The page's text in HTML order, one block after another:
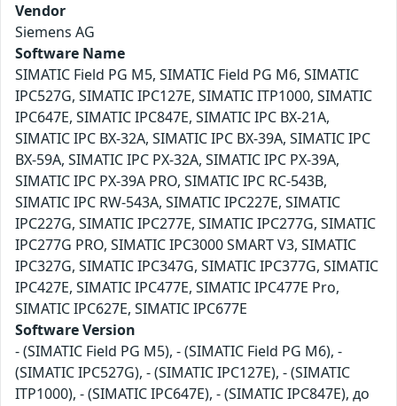
Vendor
Siemens AG
Software Name
SIMATIC Field PG M5, SIMATIC Field PG M6, SIMATIC
IPC527G, SIMATIC IPC127E, SIMATIC ITP1000, SIMATIC
IPC647E, SIMATIC IPC847E, SIMATIC IPC BX-21A,
SIMATIC IPC BX-32A, SIMATIC IPC BX-39A, SIMATIC IPC
BX-59A, SIMATIC IPC PX-32A, SIMATIC IPC PX-39A,
SIMATIC IPC PX-39A PRO, SIMATIC IPC RC-543B,
SIMATIC IPC RW-543A, SIMATIC IPC227E, SIMATIC
IPC227G, SIMATIC IPC277E, SIMATIC IPC277G, SIMATIC
IPC277G PRO, SIMATIC IPC3000 SMART V3, SIMATIC
IPC327G, SIMATIC IPC347G, SIMATIC IPC377G, SIMATIC
IPC427E, SIMATIC IPC477E, SIMATIC IPC477E Pro,
SIMATIC IPC627E, SIMATIC IPC677E
Software Version
- (SIMATIC Field PG M5), - (SIMATIC Field PG M6), -
(SIMATIC IPC527G), - (SIMATIC IPC127E), - (SIMATIC
ITP1000), - (SIMATIC IPC647E), - (SIMATIC IPC847E), до